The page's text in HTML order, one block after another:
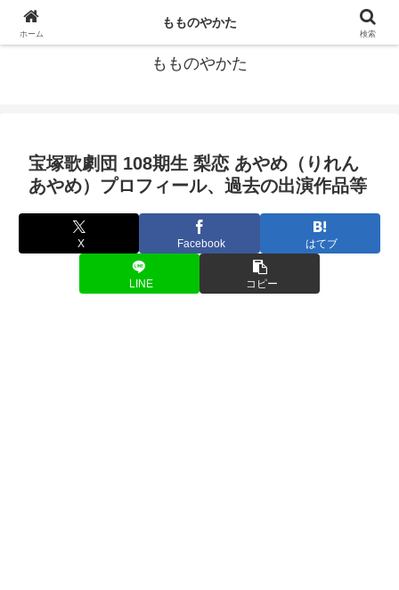
宝塚歌劇団の個人的データ集
もものやかた
宝塚歌劇団 108期生 梨恋 あやめ（りれん
あやめ）プロフィール、過去の出演作品等
X Facebook はてブ
LINE コピー
ホーム
もものやかた
検索